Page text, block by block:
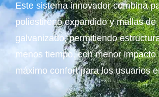
Este sistema innovador combina
poliestireno expandido y mallas de
galvanizado, permitiendo
menos tiempo, con menor impacto
máximo confort para los usuarios